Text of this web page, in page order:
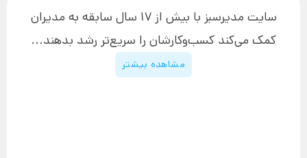
افزایش عملکرد
چگونه کتاب بنویسیم
دوره اینستاگرام
پیگیری سفارش
پشتیبانی
قوانین و مقررات سایت
سایت مدیرسبز با بیش از 17 سال سابقه به مدیران
کمک می‌کند کسب‌و‌کارشان را سریع‌تر رشد بدهند...
مشاهده بیشتر